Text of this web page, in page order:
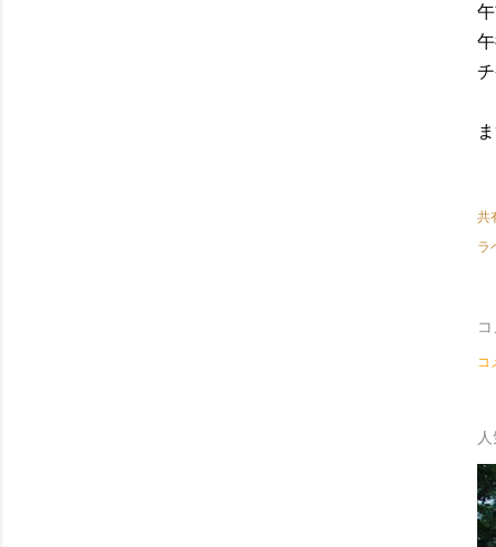
共
ラ
コ